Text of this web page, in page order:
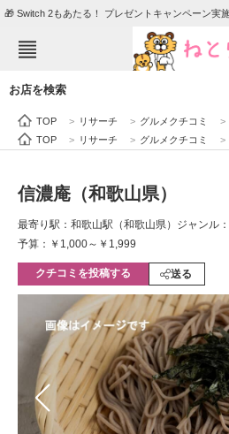
🎁 Switch 2もあたる！ プレゼントキャンペーン実施
エンタメ クイ
住まい
動物
会員記事
メディア
注目記事を集めた総合ページ
ITの今と未来を見通す
スマホと通信の最新トレンド
お店を検索
TOP > リサーチ > グルメクチコミ >
TOP
> リサーチ > グルメクチコミ >
信濃庵（和歌山県）
最寄り駅：和歌山駅（和歌山県） ジャンル
予算：￥1,000～￥1,999
クチコミを投稿する 送る